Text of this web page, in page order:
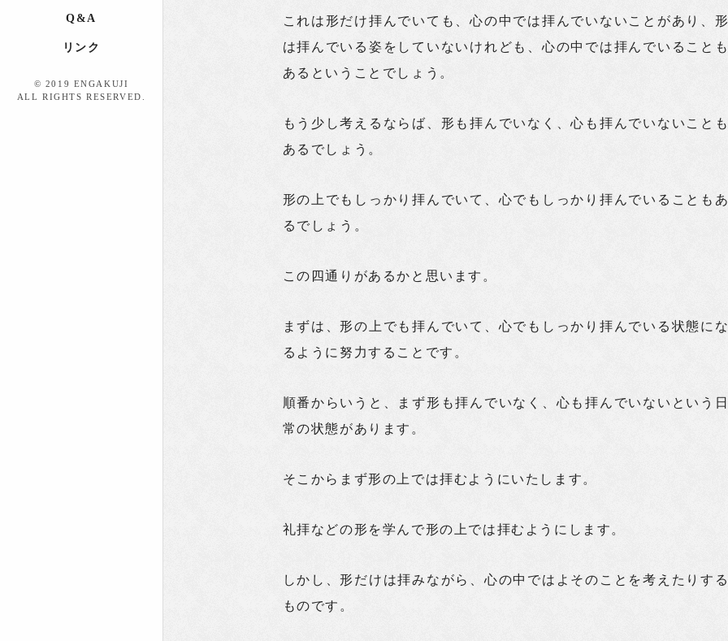
Q&A
リンク
© 2019 ENGAKUJI
ALL RIGHTS RESERVED.
これは形だけ拝んでいても、心の中では拝んでいないことがあり、
は拝んでいる姿をしていないけれども、心の中では拝んでいること
あるということでしょう。
もう少し考えるならば、形も拝んでいなく、心も拝んでいないこと
あるでしょう。
形の上でもしっかり拝んでいて、心でもしっかり拝んでいることも
るでしょう。
この四通りがあるかと思います。
まずは、形の上でも拝んでいて、心でもしっかり拝んでいる状態に
るように努力することです。
順番からいうと、まず形も拝んでいなく、心も拝んでいないという
常の状態があります。
そこからまず形の上では拝むようにいたします。
礼拝などの形を学んで形の上では拝むようにします。
しかし、形だけは拝みながら、心の中ではよそのことを考えたりす
ものです。